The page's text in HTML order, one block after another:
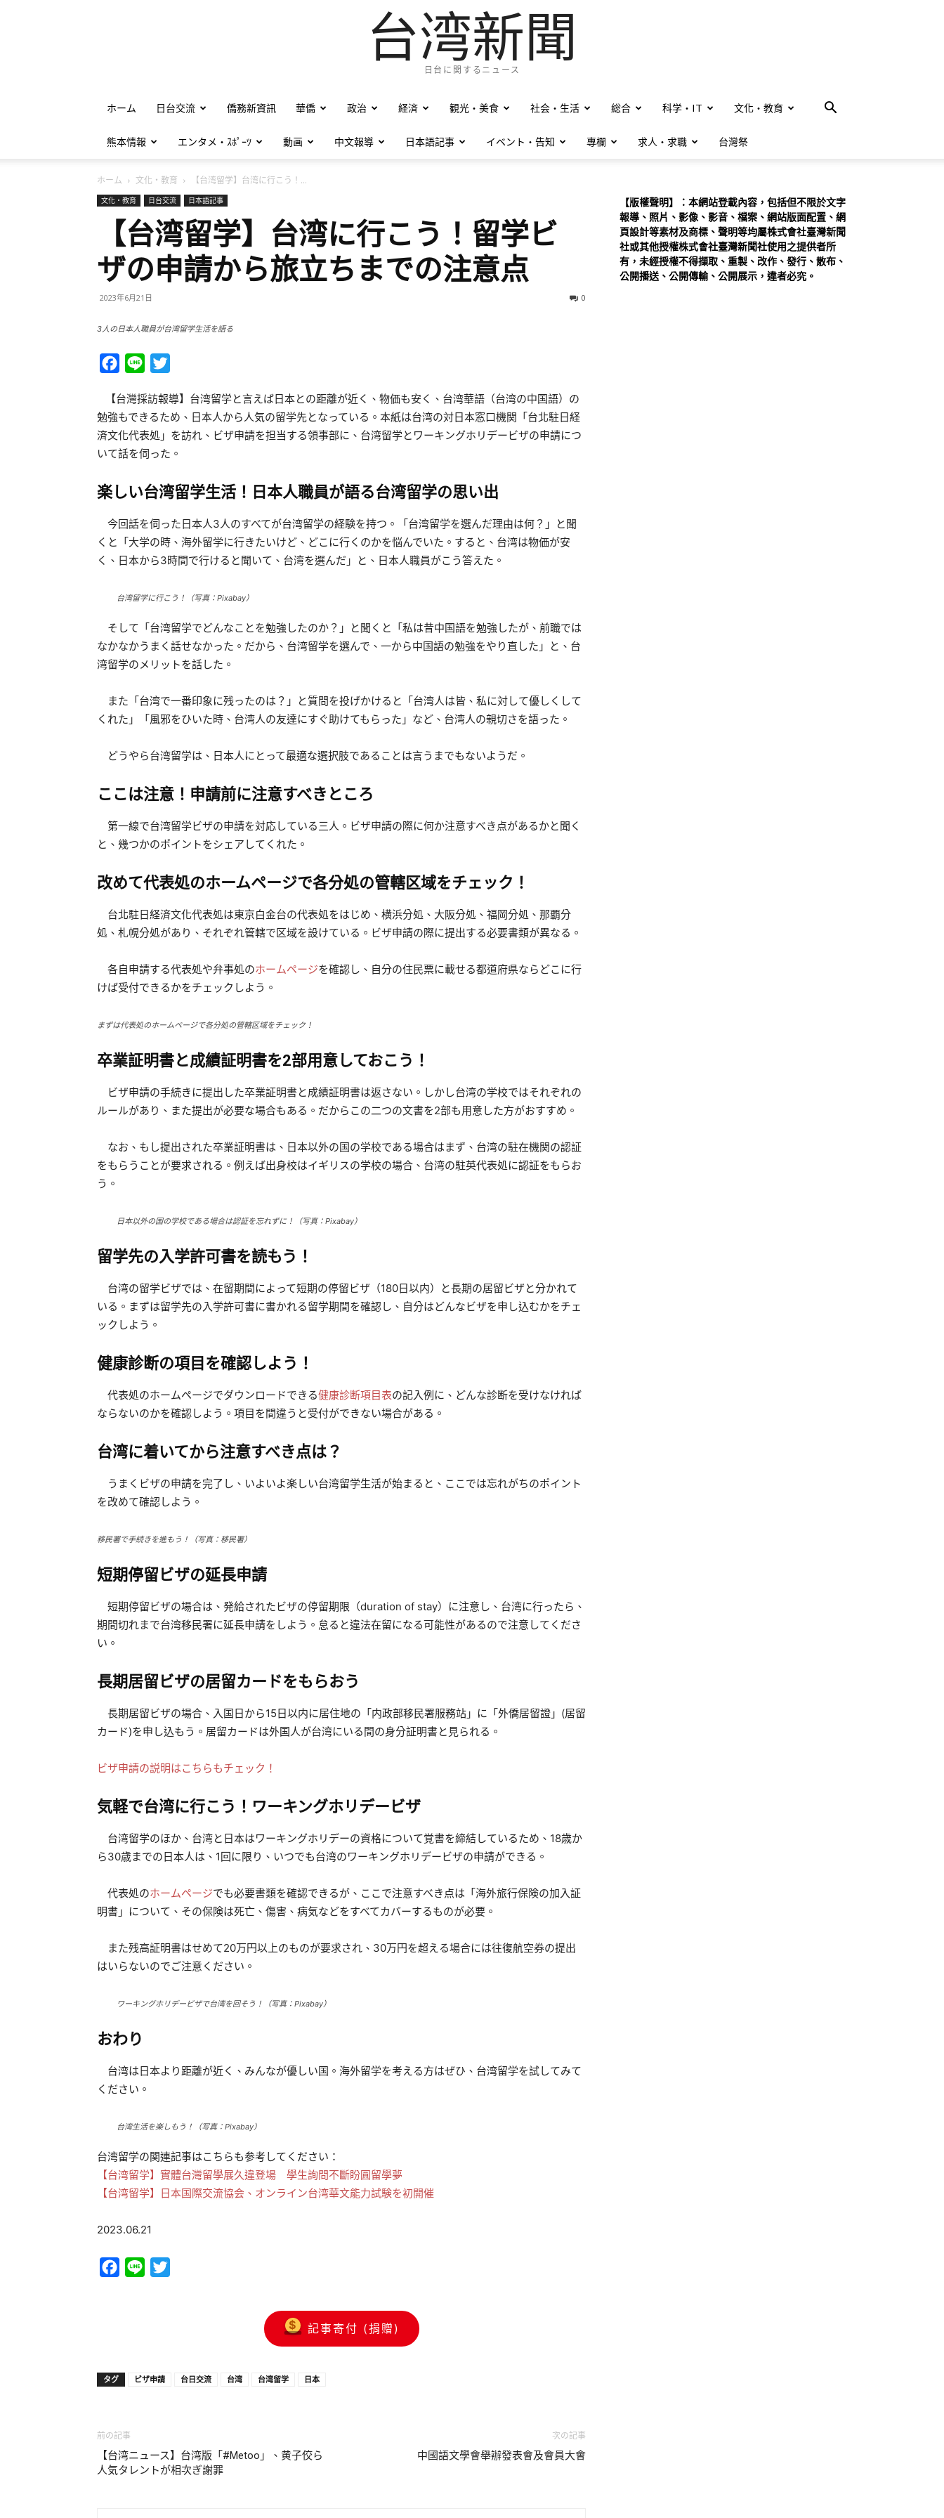
台湾新聞
日台に関するニュース
ホーム 日台交流 僑務新資訊 華僑 政治 経済 観光・美食 社会・生活 総合 科学・IT 文化・教育
熊本情報 エンタメ・ｽﾎﾟｰﾂ 動画 中文報導 日本語記事 イベント・告知 專欄 求人・求職 台灣祭
ホーム 文化・教育 【台湾留学】台湾に行こう！...
文化・教育 日台交流 日本語記事
【台湾留学】台湾に行こう！留学ビ
ザの申請から旅立ちまでの注意点
2023年6月21日 0
3人の日本人職員が台湾留学生活を語る
Facebook
Line
【台灣採訪報導】台湾留学と言えば日本との距離が近く、物価も安く、台湾華語（台湾の中国語）の
勉強もできるため、日本人から人気の留学先となっている。本紙は台湾の対日本窓口機関「台北駐日経
済文化代表処」を訪れ、ビザ申請を担当する領事部に、台湾留学とワーキングホリデービザの申請につ
いて話を伺った。
楽しい台湾留学生活！日本人職員が語る台湾留学の思い出
今回話を伺った日本人3人のすべてが台湾留学の経験を持つ。「台湾留学を選んだ理由は何？」と聞
くと「大学の時、海外留学に行きたいけど、どこに行くのかを悩んでいた。すると、台湾は物価が安
く、日本から3時間で行けると聞いて、台湾を選んだ」と、日本人職員がこう答えた。
台湾留学に行こう！（写真：Pixabay）
そして「台湾留学でどんなことを勉強したのか？」と聞くと「私は昔中国語を勉強したが、前職では
なかなかうまく話せなかった。だから、台湾留学を選んで、一から中国語の勉強をやり直した」と、台
湾留学のメリットを話した。
また「台湾で一番印象に残ったのは？」と質問を投げかけると「台湾人は皆、私に対して優しくして
くれた」「風邪をひいた時、台湾人の友達にすぐ助けてもらった」など、台湾人の親切さを語った。
どうやら台湾留学は、日本人にとって最適な選択肢であることは言うまでもないようだ。
ここは注意！申請前に注意すべきところ
第一線で台湾留学ビザの申請を対応している三人。ビザ申請の際に何か注意すべき点があるかと聞く
と、幾つかのポイントをシェアしてくれた。
改めて代表処のホームページで各分処の管轄区域をチェック！
台北駐日経済文化代表処は東京白金台の代表処をはじめ、横浜分処、大阪分処、福岡分処、那覇分
処、札幌分処があり、それぞれ管轄で区域を設けている。ビザ申請の際に提出する必要書類が異なる。
各自申請する代表処や弁事処のホームページを確認し、自分の住民票に載せる都道府県ならどこに行
けば受付できるかをチェックしよう。
まずは代表処のホームページで各分処の管轄区域をチェック！
卒業証明書と成績証明書を2部用意しておこう！
ビザ申請の手続きに提出した卒業証明書と成績証明書は返さない。しかし台湾の学校ではそれぞれの
ルールがあり、また提出が必要な場合もある。だからこの二つの文書を2部も用意した方がおすすめ。
なお、もし提出された卒業証明書は、日本以外の国の学校である場合はまず、台湾の駐在機関の認証
をもらうことが要求される。例えば出身校はイギリスの学校の場合、台湾の駐英代表処に認証をもらお
う。
日本以外の国の学校である場合は認証を忘れずに！（写真：Pixabay）
留学先の入学許可書を読もう！
台湾の留学ビザでは、在留期間によって短期の停留ビザ（180日以内）と長期の居留ビザと分かれて
いる。まずは留学先の入学許可書に書かれる留学期間を確認し、自分はどんなビザを申し込むかをチェ
ックしよう。
健康診断の項目を確認しよう！
代表処のホームページでダウンロードできる健康診断項目表の記入例に、どんな診断を受けなければ
ならないのかを確認しよう。項目を間違うと受付ができない場合がある。
台湾に着いてから注意すべき点は？
うまくビザの申請を完了し、いよいよ楽しい台湾留学生活が始まると、ここでは忘れがちのポイント
を改めて確認しよう。
移民署で手続きを進もう！（写真：移民署）
短期停留ビザの延長申請
短期停留ビザの場合は、発給されたビザの停留期限（duration of stay）に注意し、台湾に行ったら、
期間切れまで台湾移民署に延長申請をしよう。怠ると違法在留になる可能性があるので注意してくださ
い。
長期居留ビザの居留カードをもらおう
長期居留ビザの場合、入国日から15日以内に居住地の「内政部移民署服務站」に「外僑居留證」(居留
カード)を申し込もう。居留カードは外国人が台湾にいる間の身分証明書と見られる。
ビザ申請の説明はこちらもチェック！
気軽で台湾に行こう！ワーキングホリデービザ
台湾留学のほか、台湾と日本はワーキングホリデーの資格について覚書を締結しているため、18歳か
ら30歳までの日本人は、1回に限り、いつでも台湾のワーキングホリデービザの申請ができる。
代表処のホームページでも必要書類を確認できるが、ここで注意すべき点は「海外旅行保険の加入証
明書」について、その保険は死亡、傷害、病気などをすべてカバーするものが必要。
また残高証明書はせめて20万円以上のものが要求され、30万円を超える場合には往復航空券の提出
はいらないのでご注意ください。
ワーキングホリデービザで台湾を回そう！（写真：Pixabay）
おわり
台湾は日本より距離が近く、みんなが優しい国。海外留学を考える方はぜひ、台湾留学を試してみて
ください。
台湾生活を楽しもう！（写真：Pixabay）
台湾留学の関連記事はこちらも参考してください：
【台湾留学】實體台灣留學展久違登場 學生詢問不斷盼圓留學夢
【台湾留学】日本国際交流協会、オンライン台湾華文能力試験を初開催
2023.06.21
Facebook
Line
記事寄付 (捐贈)
タグ ビザ申請 台日交流 台湾 台湾留学 日本
前の記事
【台湾ニュース】台湾版「#Metoo」、黄子佼ら
人気タレントが相次ぎ謝罪
次の記事
中國語文學會舉辦發表會及會員大會
【版權聲明】：本網站登載內容，包括但不限於文字
報導、照片、影像、影音、檔案、網站版面配置、網
頁設計等素材及商標、聲明等均屬株式會社臺灣新聞
社或其他授權株式會社臺灣新聞社使用之提供者所
有，未經授權不得擷取、重製、改作、發行、散布、
公開播送、公開傳輸、公開展示，違者必究。